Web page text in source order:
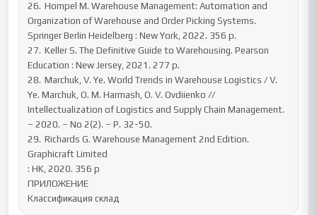
26.	Hompel M. Warehouse Management: Automation and
Organization of Warehouse and Order Picking Systems.
Springer Berlin Heidelberg : New York, 2022. 356 p.
27.	Keller S. The Definitive Guide to Warehousing. Pearson
Education : New Jersey, 2021. 277 p.
28.	Marchuk, V. Ye. World Trends in Warehouse Logistics / V.
Ye. Marchuk, O. M. Harmash, O. V. Ovdiienko //
Intellectualization of Logistics and Supply Chain Management.
– 2020. – No 2(2). – P. 32-50.
29.	Richards G. Warehouse Management 2nd Edition.
Graphicraft Limited
: HK, 2020. 356 p
ПРИЛОЖЕНИЕ
Классификация склад